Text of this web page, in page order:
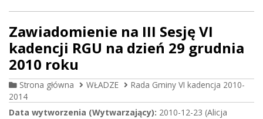
Zawiadomienie na III Sesję VI
kadencji RGU na dzień 29 grudnia
2010 roku
Strona główna WŁADZE
Rada Gminy VI kadencja 2010-
2014
Data wytworzenia (Wytwarzający): 2010-12-23 (Alicja